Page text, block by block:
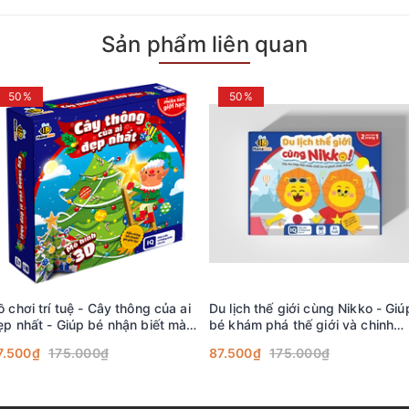
Sản phẩm liên quan
50%
chơi trí tuệ - Cây thông của ai
nhất - Giúp bé nhận biết màu
175.000₫
50%
Du lịch thế giới cùng Nikko -
bé khám phá thế giới và chinh
87.500₫ 175.000₫